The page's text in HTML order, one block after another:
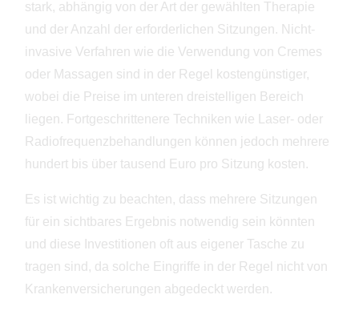
Unser erfahrenes Team kann Ihnen zu natürlich
aussehender Schönheit verhelfen. Die vielfältigen
es, dass Sie sich in Ihrem Körper wieder wohlfühlen
können.
Vereinbaren Sie jetzt einen Beratungstermin:
📧 info@praxisklinik-schillerstrasse.de
📞 069/444037
Weitere Informationen finden Sie auf unserer
Homepage: https://praxisklinik-
schillerstrasse.de/gesicht/
#jawline #plastischechirurgiefrankfurt #beauty #ffm
#schönheitschirurgie #frankfurtammain #frankfurtcity
#beautyfrankfurt #taunus #rheinmain #lippen #falten
#hyaluron #kopf
35 1
Brust als zu klein oder unproportioniert empfunden
werden. Zum Beispiel infolge von
Gewichtsschwankungen oder Schwangerschaften,
aber auch nach dem Abschluss des natürlichen
Wachstums in der Pubertät. Auch im Zuge des
natürlichen Alterungsprozesses nimmt die Elastizität
des Binde- und Muskelgewebes im Brustbereich ab.
Vereinbaren Sie jetzt Ihren persönlichen
Beratungstermin:
📧 info@praxisklinik-schillerstrasse.de
📞 069/444037
Weitere Informationen finden Sie auf unserer
schillerstrasse.de/brust-op/
- - -
#breastaugmentation #breastsurgery #brust
#breastimplant #implatate #bruststraffung #ffm
#badhomburg #rheinmain #kronbergimtaunus
#hessentourismus #rheinmaingebiet
#frankfurtdubistsowunderbar #hessenistschön
stark, abhängig von der Art der gewählten Therapie
und der Anzahl der erforderlichen Sitzungen. Nicht-
invasive Verfahren wie die Verwendung von Cremes
oder Massagen sind in der Regel kostengünstiger,
wobei die Preise im unteren dreistelligen Bereich
liegen. Fortgeschrittenere Techniken wie Laser- oder
Radiofrequenzbehandlungen können jedoch mehrere
hundert bis über tausend Euro pro Sitzung kosten.
Es ist wichtig zu beachten, dass mehrere Sitzungen
für ein sichtbares Ergebnis notwendig sein könnten
und diese Investitionen oft aus eigener Tasche zu
tragen sind, da solche Eingriffe in der Regel nicht von
Krankenversicherungen abgedeckt werden.